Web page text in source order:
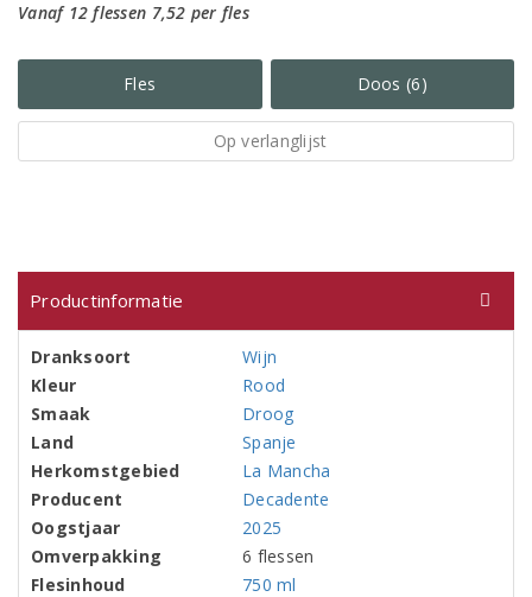
Vanaf 12 flessen 7,52 per fles
Fles Doos (6)
Op verlanglijst
Productinformatie
Dranksoort
Wijn
Kleur
Rood
Smaak
Droog
Land
Spanje
Herkomstgebied
La Mancha
Producent
Decadente
Oogstjaar
2025
Omverpakking
6 flessen
Flesinhoud
750 ml